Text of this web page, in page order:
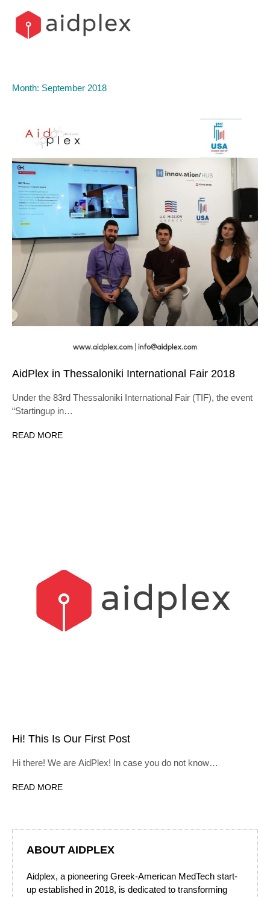
content
Month: September 2018
AidPlex in Thessaloniki International Fair 2018
Under the 83rd Thessaloniki International Fair (TIF), the event
“Startingup in…
READ MORE
Hi! This Is Our First Post
Hi there! We are AidPlex! In case you do not know…
READ MORE
ABOUT AIDPLEX
Aidplex, a pioneering Greek-American MedTech start-
up established in 2018, is dedicated to transforming